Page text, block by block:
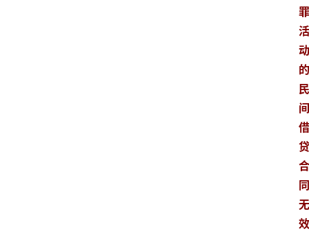
罪
活
动
的
民
间
借
贷
合
同
无
效